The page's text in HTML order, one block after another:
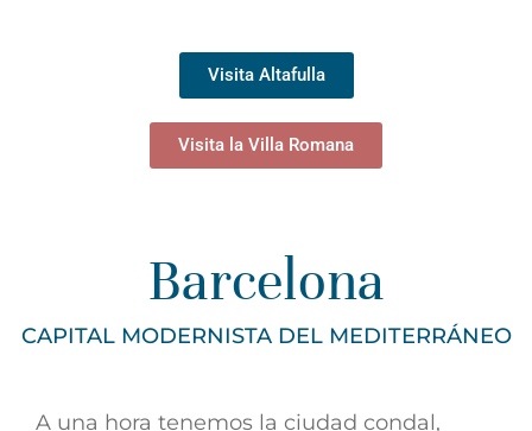
Visita Altafulla
Visita la Villa Romana
Barcelona
CAPITAL MODERNISTA DEL MEDITERRÁNEO
A una hora tenemos la ciudad condal,